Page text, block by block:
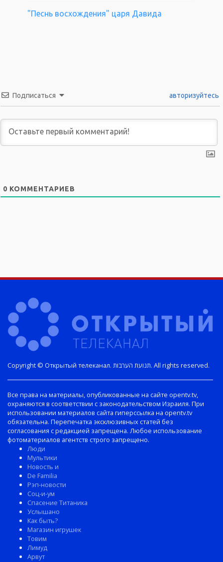
"Песнь восхождения" царя Давида
Подписаться авторизуйтесь
0 КОММЕНТАРИЕВ
Copyright © Открытый телеканал. תנועת הערבות. All rights reserved.
Все права на материалы, опубликованные на сайте opentv.tv,
охраняются в соответствии с законодательством Израиля. При
использовании материалов сайта гиперссылка на opentv.tv
обязательна. Перепечатка эксклюзивных статей без
согласования с редакцией запрещена. Любое использование
фотоматериалов агентств строго запрещено.
Люди
Мультики
Новость и
De Familia
Рэп-новости
Соц-и-ум
Спасение Титаника
Услышано
Как быть?
Магазин игрушек
Товим
Лимуд
Арвут